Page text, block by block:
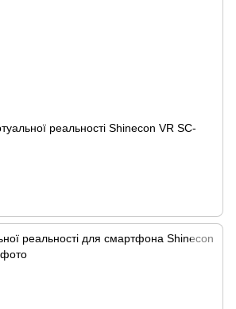
реальності Shinecon VR SC-